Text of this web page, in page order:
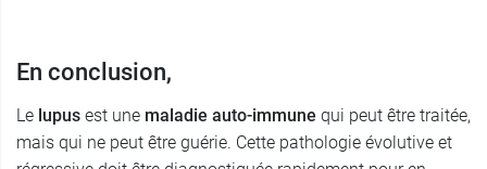
En conclusion,
Le lupus est une maladie auto-immune qui peut être traitée,
mais qui ne peut être guérie. Cette pathologie évolutive et